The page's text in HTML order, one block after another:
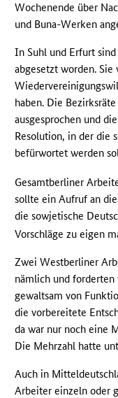
Wochenende über
und Buna-Werken
In Suhl und Erfurt
abgesetzt worden.
haben. Die
ausgesprochen und
Resolution, in der die
befürwortet werden
Gesamtberliner
sollte ein Aufruf an
die sowjetische
Vorschläge zu eigen
Zwei Westberliner
nämlich und
gewaltsam von
die vorbereitete
da war nur noch eine
Die Mehrzahl hatte
Auch in
Arbeiter einzeln oder